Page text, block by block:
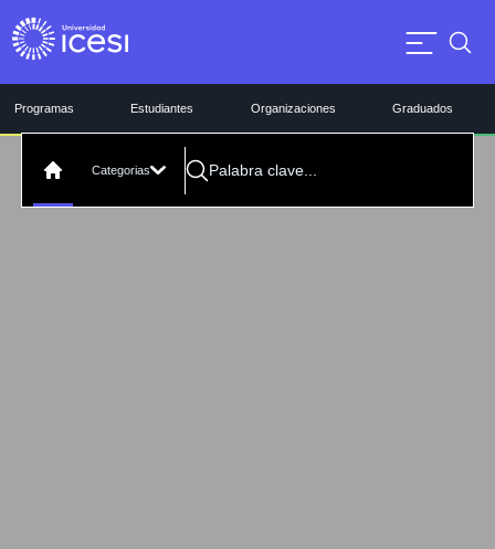
Programas Estudiantes Organizaciones Graduados
Categorias